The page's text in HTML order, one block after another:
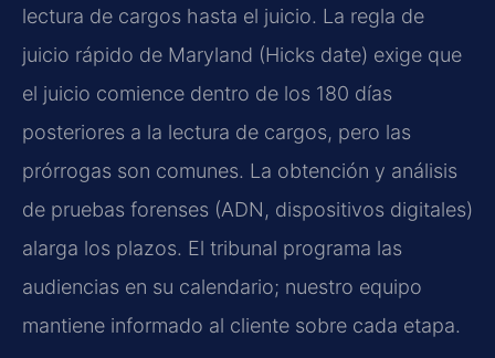
lectura de cargos hasta el juicio. La regla de
juicio rápido de Maryland (Hicks date) exige que
el juicio comience dentro de los 180 días
posteriores a la lectura de cargos, pero las
prórrogas son comunes. La obtención y análisis
de pruebas forenses (ADN, dispositivos digitales)
alarga los plazos. El tribunal programa las
audiencias en su calendario; nuestro equipo
mantiene informado al cliente sobre cada etapa.